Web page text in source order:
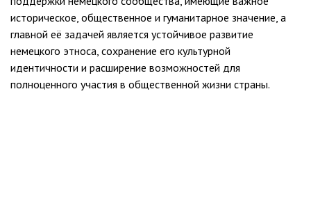
историческое, общественное и гуманитарное значение, а
главной её задачей является устойчивое развитие
немецкого этноса, сохранение его культурной
идентичности и расширение возможностей для
полноценного участия в общественной жизни страны.